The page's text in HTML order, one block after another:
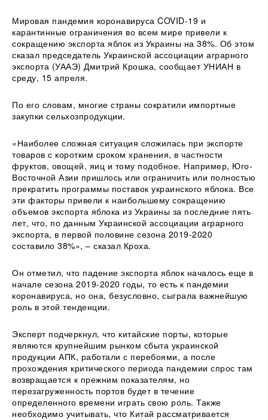
Мировая пандемия коронавируса COVID-19 и
карантинные ограничения во всем мире привели к
сокращению экспорта яблок из Украины на 38%. Об этом
сказал председатель Украинской ассоциации аграрного
экспорта (УААЭ) Дмитрий Крошка, сообщает УНИАН в
среду, 15 апреля.
По его словам, многие страны сократили импортные
закупки сельхозпродукции.
«Наиболее сложная ситуация сложилась при экспорте
товаров с коротким сроком хранения, в частности
фруктов, овощей, яиц и тому подобное. Например, Юго-
Восточной Азии пришлось или ограничить или полностью
прекратить программы поставок украинского яблока. Все
эти факторы привели к наибольшему сокращению
объемов экспорта яблока из Украины за последние пять
лет, что, по данным Украинской ассоциации аграрного
экспорта, в первой половине сезона 2019-2020
составило 38%», – сказал Кроха.
Он отметил, что падение экспорта яблок началось еще в
начале сезона 2019-2020 годы, то есть к пандемии
коронавируса, но она, безусловно, сыграла важнейшую
роль в этой тенденции.
Эксперт подчеркнул, что китайские порты, которые
являются крупнейшим рынком сбыта украинской
продукции АПК, работали с перебоями, а после
прохождения критического периода пандемии спрос там
возвращается к прежним показателям, но
перезагруженность портов будет в течение
определенного времени играть свою роль. Также
необходимо учитывать, что Китай рассматривается